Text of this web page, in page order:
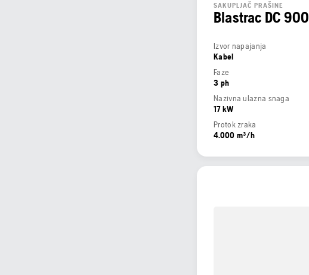
SAKUPLJAČ PRAŠINE
Blastrac DC 900
Izvor napajanja
Kabel
Faze
3 ph
Nazivna ulazna snaga
17 kW
Protok zraka
4.000 m³/h